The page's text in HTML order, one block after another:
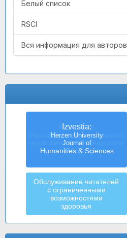
Белый список
RSCI
Вся информация для авторов
Izvestia:
Herzen University
Journal of
Humanities & Sciences
Обслуживание читателей
с ограниченными
возможностями
здоровья